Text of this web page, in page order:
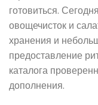
готовиться.
овощечисток и
хранения и
предоставление
каталога
дополнения.